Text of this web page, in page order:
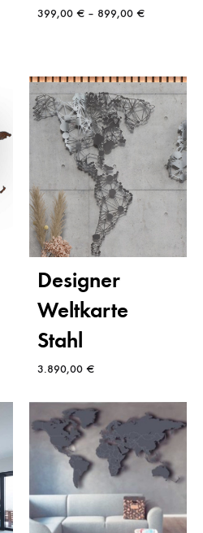
399,00 € – 899,00 €
Designer
Weltkarte
Stahl
3.890,00 €